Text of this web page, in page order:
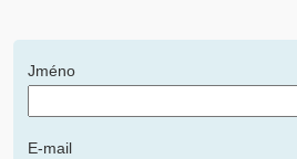
Jméno
E-mail